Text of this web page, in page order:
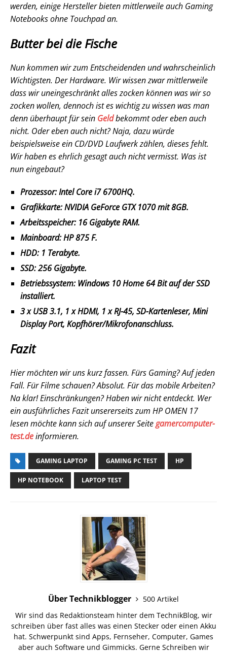
werden, einige Hersteller bieten mittlerweile auch Gaming
Notebooks ohne Touchpad an.
Butter bei die Fische
Nun kommen wir zum Entscheidenden und wahrscheinlich
Wichtigsten. Der Hardware. Wir wissen zwar mittlerweile
dass wir uneingeschränkt alles zocken können was wir so
zocken wollen, dennoch ist es wichtig zu wissen was man
denn überhaupt für sein Geldbekommt oder eben auch
nicht. Oder eben auch nicht? Naja, dazu würde
beispielsweise ein CD/DVD Laufwerk zählen, dieses fehlt.
Wir haben es ehrlich gesagt auch nicht vermisst. Was ist
nun eingebaut?
Prozessor: Intel Core i7 6700HQ.
Grafikkarte: NVIDIA GeForce GTX 1070 mit 8GB.
Arbeitsspeicher: 16 Gigabyte RAM.
Mainboard: HP 875 F.
HDD: 1 Terabyte.
SSD: 256 Gigabyte.
Betriebssystem: Windows 10 Home 64 Bit auf der SSD
installiert.
3 x USB 3.1, 1 x HDMI, 1 x RJ-45, SD-Kartenleser, Mini
Display Port, Kopfhörer/Mikrofonanschluss.
Fazit
Hier möchten wir uns kurz fassen. Fürs Gaming? Auf jeden
Fall. Für Filme schauen? Absolut. Für das mobile Arbeiten?
Na klar! Einschränkungen? Haben wir nicht entdeckt. Wer
ein ausführliches Fazit unsererseits zum HP OMEN 17
lesen möchte kann sich auf unserer Seitegamercomputer-
test.deinformieren.
GAMING LAPTOP GAMING PC TEST HP
HP NOTEBOOK LAPTOP TEST
Über Technikblogger
500 Artikel
Wir sind das Redaktionsteam hinter dem TechnikBlog, wir
schreiben über fast alles was einen Stecker oder einen Akku
hat. Schwerpunkt sind Apps, Fernseher, Computer, Games
aber auch Software und Gimmicks. Gerne Schreiben wir